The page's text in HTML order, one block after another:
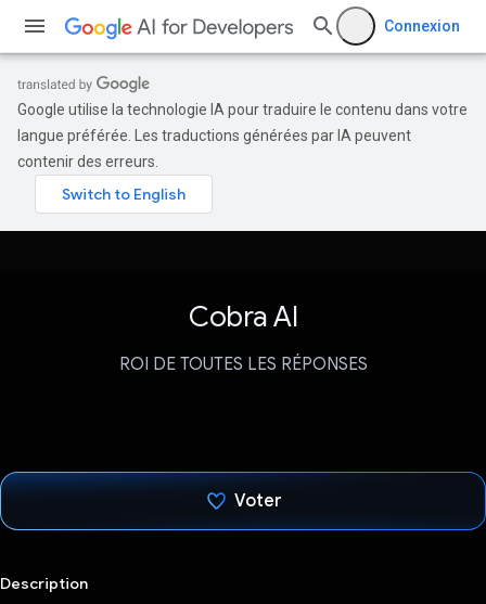
Connexion
Google utilise la technologie IA pour traduire le contenu dans votre
langue préférée. Les traductions générées par IA peuvent
contenir des erreurs.
Cobra AI
ROI DE TOUTES LES RÉPONSES
Voter
Description